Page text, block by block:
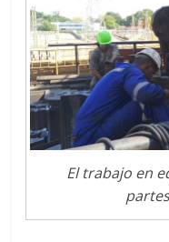
El trabajo en